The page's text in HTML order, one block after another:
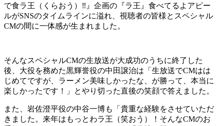
で食ラ王（くらおう）‼』企画の『ラ王』食べてるよアピー
ルがSNSのタイムラインに溢れ、視聴者の皆様とスペシャル
CMの間に一体感が生まれました。
そんなスペシャルCMの生放送が大成功のうちに終了した
後、大役を務めた黒輝誉役の中田譲治は「生放送でCMはは
じめてですが、ラーメン美味しかったな、が勝って、本当に
楽しかったです！」とやり切った直後の笑顔で答えました。
また、岩佐澄平役の中谷一博も「貴重な経験をさせていただ
きました。来年はもっとわラ王（笑おう）！そんなCMのお